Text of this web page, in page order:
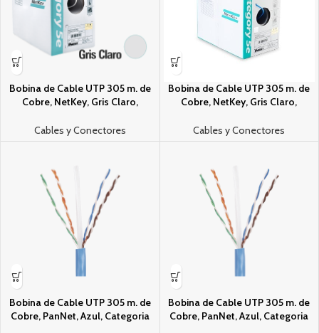
Bobina de Cable UTP 305 m. de
Cobre, NetKey, Gris Claro,
de 4 pares
Cables y Conectores
Bobina de Cable UTP 305 m. de
Cobre, NetKey, Gris Claro,
(CMR), de 4 pares
Cables y Conectores
Bobina de Cable UTP 305 m. de
Cobre, PanNet, Azul, Categori­a
Bobina de Cable UTP 305 m. de
Cobre, PanNet, Azul, Categori­a